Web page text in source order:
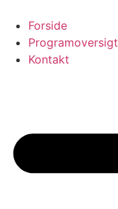
indhold
Forside
Programoversigt
Kontakt